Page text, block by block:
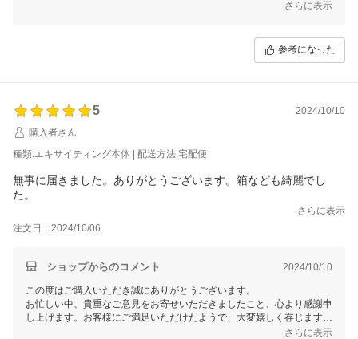
これからも迅速かつ丁寧な対応を心がけ、より良い商品とサービスを提
引き続きのご愛顧を賜りますよう、よろしくお願い申し上げます。
さらに表示
参考になった
5
2024/10/10
購入者さん
種類:エキサイティング本体 | 配送方法:宅配便
無事に届きました。ありがとうございます。箱なども綺麗でし
た。
さらに表示
注文日：2024/10/06
ショップからのコメント 2024/10/10
この度はご購入いただき誠にありがとうございます。
お忙しい中、貴重なご意見をお寄せいただきましたこと、心より感謝申
し上げます。お客様にご満足いただけたようで、大変嬉しく存じます。
これからも迅速かつ丁寧な対応を心がけ、より良い商品とサービスを提
さらに表示